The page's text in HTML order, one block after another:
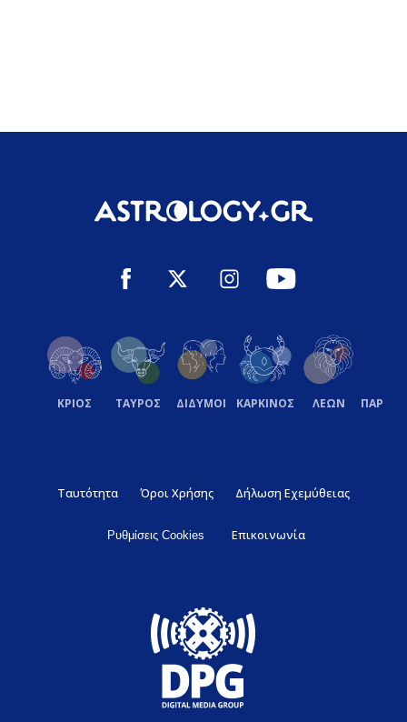
ΚΡΙΟΣ ΤΑΥΡΟΣ ΔΙΔΥΜΟΙ ΚΑΡΚΙΝΟΣ ΛΕΩΝ
Ταυτότητα Όροι Χρήσης Δήλωση Εχεμύθειας
Ρυθμίσεις Cookies Επικοινωνία